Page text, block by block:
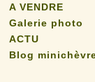
A VENDRE
Galerie photo
ACTU
Blog